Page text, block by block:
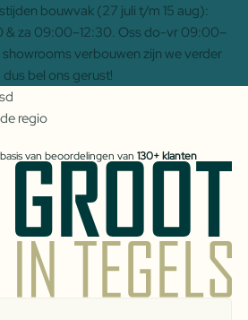
bouwvak (27 juli t/m 15 aug):
& za 09:00–12:30. Oss do-vr 09:00–
verbouwen zijn we verder
bel ons gerust!
regio
van beoordelingen van 130+ klanten